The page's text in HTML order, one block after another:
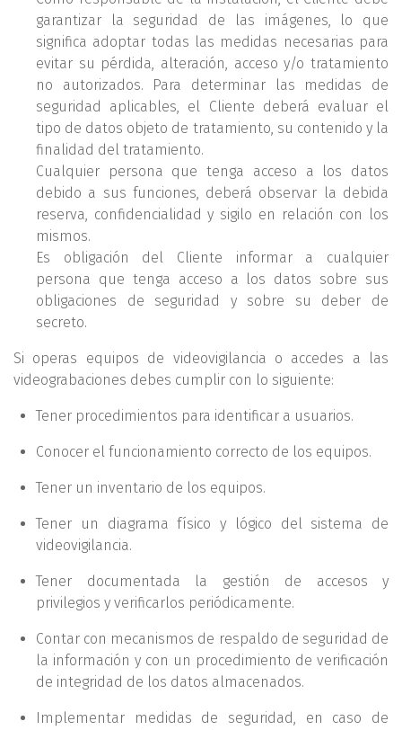
garantizar la seguridad de las imágenes, lo que
significa adoptar todas las medidas necesarias para
evitar su pérdida, alteración, acceso y/o tratamiento
no autorizados. Para determinar las medidas de
seguridad aplicables, el Cliente deberá evaluar el
tipo de datos objeto de tratamiento, su contenido y la
finalidad del tratamiento.
Cualquier persona que tenga acceso a los datos
debido a sus funciones, deberá observar la debida
reserva, confidencialidad y sigilo en relación con los
mismos.
Es obligación del Cliente informar a cualquier
persona que tenga acceso a los datos sobre sus
obligaciones de seguridad y sobre su deber de
secreto.
Si operas equipos de videovigilancia o accedes a las
videograbaciones debes cumplir con lo siguiente:
Tener procedimientos para identificar a usuarios.
Conocer el funcionamiento correcto de los equipos.
Tener un inventario de los equipos.
Tener un diagrama físico y lógico del sistema de
videovigilancia.
Tener documentada la gestión de accesos y
privilegios y verificarlos periódicamente.
Contar con mecanismos de respaldo de seguridad de
la información y con un procedimiento de verificación
de integridad de los datos almacenados.
Implementar medidas de seguridad, en caso de